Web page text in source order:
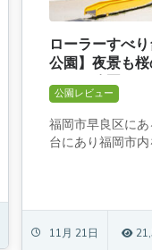
ローラーすべ
公園】夜景も
がある公園
公園レビュー
福岡市早良区に
台にあり福岡市
11月 21日